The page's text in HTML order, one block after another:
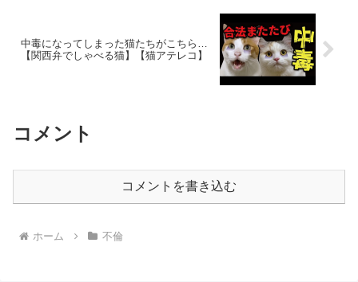
中毒になってしまった猫たちがこちら…
【関西弁でしゃべる猫】【猫アテレコ】
コメント
コメントを書き込む
ホーム 不倫